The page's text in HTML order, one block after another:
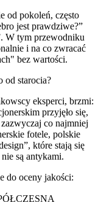
od pokoleń, często
jest prawdziwe?”
W tym przewodniku
i na co zwracać
bez wartości.
od starocia?
eksperci, brzmi:
przyjęło się,
co najmniej
fotele, polskie
które stają się
są antykami.
do oceny jakości: